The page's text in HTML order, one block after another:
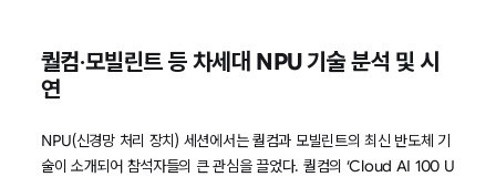
퀄컴·모빌린트 등 차세대 NPU 기술 분석 및 시
연
NPU(신경망 처리 장치) 세션에서는 퀄컴과 모빌린트의 최신 반도체 기
술이 소개되어 참석자들의 큰 관심을 끌었다. 퀄컴의 ‘Cloud AI 100 U